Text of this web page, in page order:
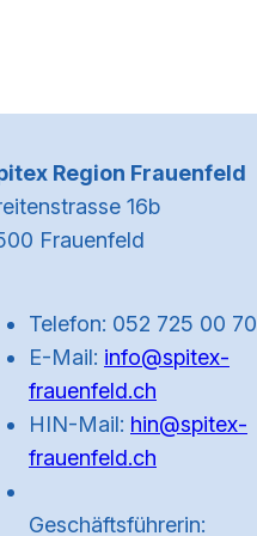
Region Frauenfeld
16b
Frauenfeld
Telefon: 052 725 00 70
E-Mail: info@spitex-
frauenfeld.ch
HIN-Mail: hin@spitex-
frauenfeld.ch
Geschäftsführerin: